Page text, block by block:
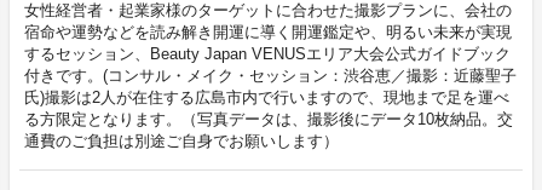
女性経営者・起業家様のターゲットに合わせた撮影プランに、会社の
宿命や運勢などを読み解き開運に導く開運鑑定や、明るい未来が実現
するセッション、Beauty Japan VENUSエリア大会公式ガイドブック
付きです。(コンサル・メイク・セッション：渋谷恵／撮影：近藤聖子
氏)撮影は2人が在住する広島市内で行いますので、現地まで足を運べ
る方限定となります。（写真データは、撮影後にデータ10枚納品。交
通費のご負担は別途ご自身でお願いします）